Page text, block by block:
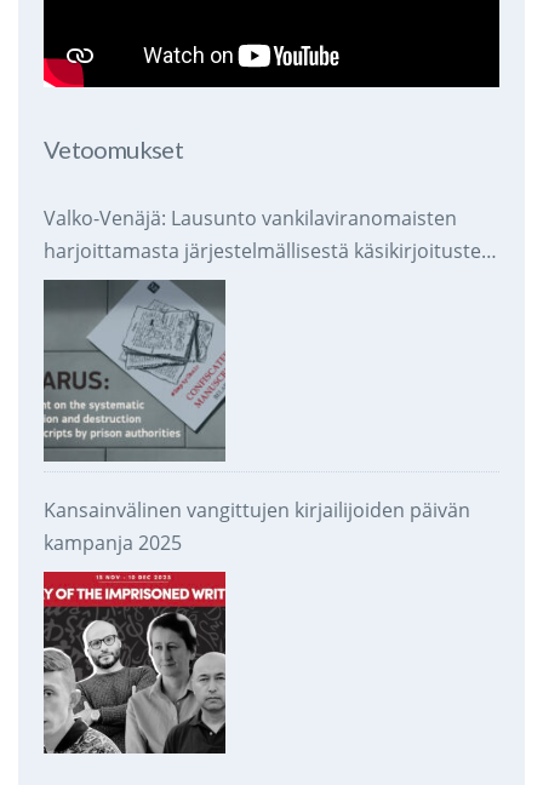
Vetoomukset
Valko-Venäjä: Lausunto vankilaviranomaisten
harjoittamasta järjestelmällisestä käsikirjoitusten
takavarikoinnista ja tuhoamisesta
Kansainvälinen vangittujen kirjailijoiden päivän
kampanja 2025